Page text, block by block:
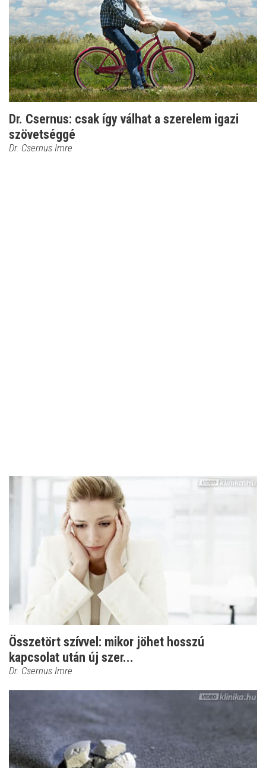
Dr. Csernus: csak így válhat a szerelem igazi
szövetséggé
Dr. Csernus Imre
Összetört szívvel: mikor jöhet hosszú
kapcsolat után új szer...
Dr. Csernus Imre